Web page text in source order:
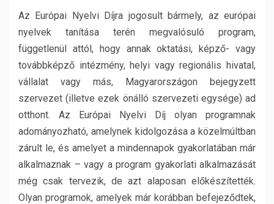
Az Európai Nyelvi Díjra jogosult bármely, az európai
nyelvek tanítása terén megvalósuló program,
függetlenül attól, hogy annak oktatási, képző- vagy
továbbképző intézmény, helyi vagy regionális hivatal,
vállalat vagy más, Magyarországon bejegyzett
szervezet (illetve ezek önálló szervezeti egysége) ad
otthont. Az Európai Nyelvi Díj olyan programnak
adományozható, amelynek kidolgozása a közelmúltban
zárult le, és amelyet a mindennapok gyakorlatában már
alkalmaznak – vagy a program gyakorlati alkalmazását
még csak tervezik, de azt alaposan előkészítették.
Olyan programok, amelyek már korábban befejeződtek,